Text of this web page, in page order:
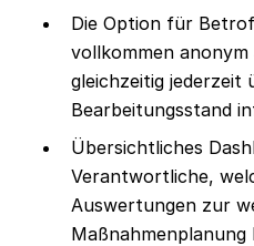
Die Option für
vollkommen
gleichzeitig jederzeit
Bearbeitungsstand
Übersichtliches
Verantwortliche,
Auswertungen zur